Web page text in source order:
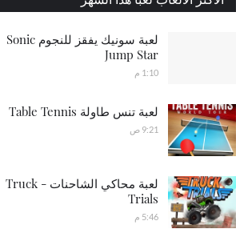
لعبة سونيك يفقز للنجوم Sonic
Jump Star
1:10 م
لعبة تنس طاولة Table Tennis
9:21 ص
لعبة محاكي الشاحنات - Truck
Trials
5:46 م